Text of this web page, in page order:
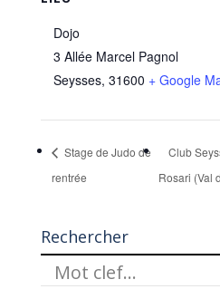
Dojo
3 Allée Marcel Pagnol
Seysses, 31600 + Google
Stage de Judo de
rentrée
Club
Rosari (Val
Rechercher